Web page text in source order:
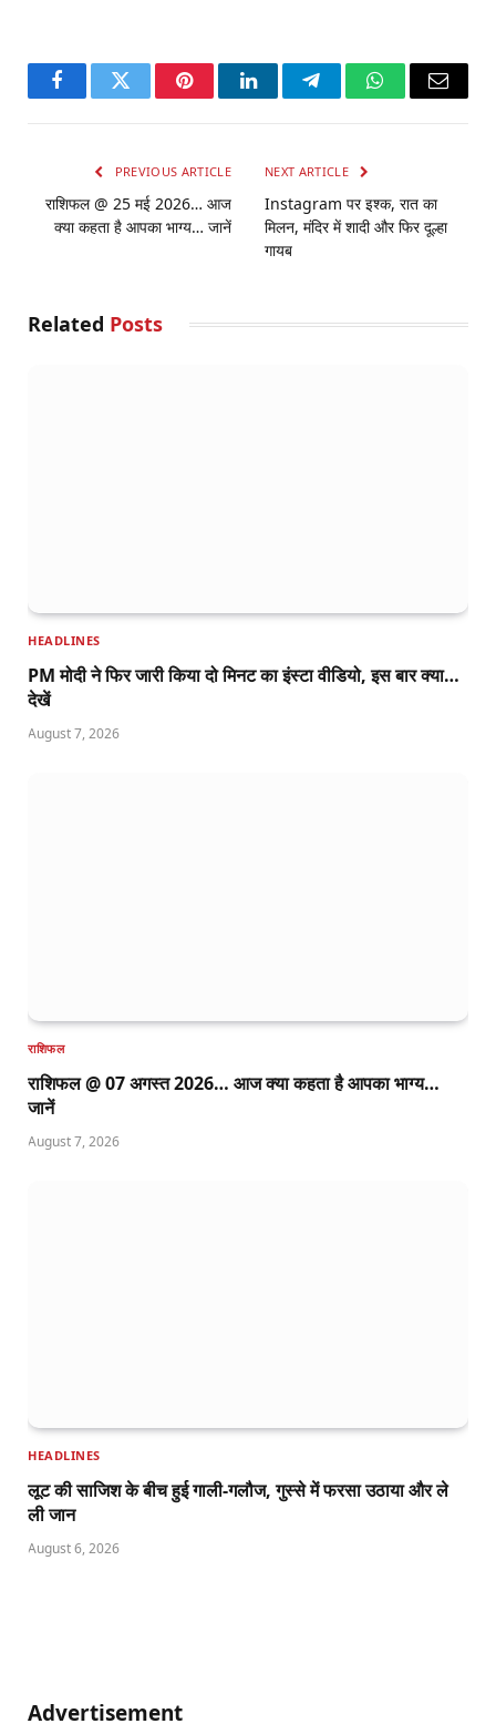
FacebookTwitter PinterestLinkedInTelegramWhatsApp
Email
PREVIOUS ARTICLE
राशिफल @ 25 मई 2026… आज
क्या कहता है आपका भाग्य… जानें
NEXT ARTICLE
Instagram पर इश्क, रात का
मिलन, मंदिर में शादी और फिर दूल्हा
गायब
Related Posts
HEADLINES
PM मोदी ने फिर जारी किया दो मिनट का इंस्टा वीडियो, इस बार क्या…
देखें
August 7, 2026
राशिफल
राशिफल @ 07 अगस्त 2026… आज क्या कहता है आपका भाग्य…
जानें
August 7, 2026
HEADLINES
लूट की साजिश के बीच हुई गाली-गलौज, गुस्से में फरसा उठाया और ले
ली जान
August 6, 2026
Advertisement